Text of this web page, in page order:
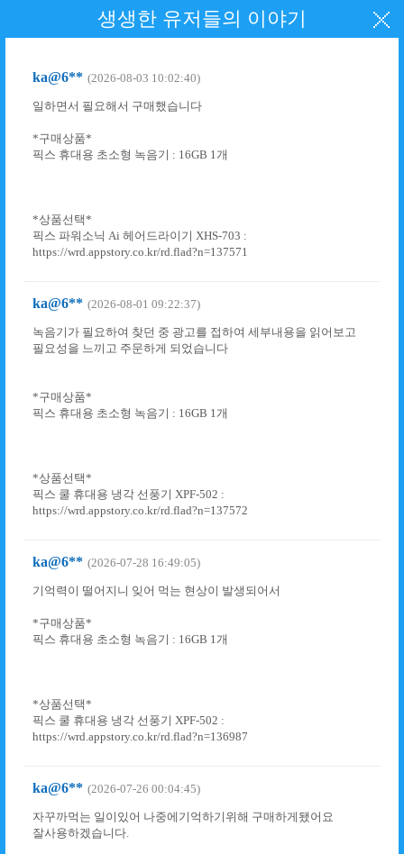
생생한 유저들의 이야기
ka@6** (2026-08-03 10:02:40)
일하면서 필요해서 구매했습니다
*구매상품*
픽스 휴대용 초소형 녹음기 : 16GB 1개
*상품선택*
픽스 파워소닉 Ai 헤어드라이기 XHS-703 :
https://wrd.appstory.co.kr/rd.flad?n=137571
ka@6** (2026-08-01 09:22:37)
녹음기가 필요하여 찾던 중 광고를 접하여 세부내용을 읽어보고
필요성을 느끼고 주문하게 되었습니다
*구매상품*
픽스 휴대용 초소형 녹음기 : 16GB 1개
*상품선택*
픽스 쿨 휴대용 냉각 선풍기 XPF-502 :
https://wrd.appstory.co.kr/rd.flad?n=137572
ka@6** (2026-07-28 16:49:05)
기억력이 떨어지니 잊어 먹는 현상이 발생되어서
*구매상품*
픽스 휴대용 초소형 녹음기 : 16GB 1개
*상품선택*
픽스 쿨 휴대용 냉각 선풍기 XPF-502 :
https://wrd.appstory.co.kr/rd.flad?n=136987
ka@6** (2026-07-26 00:04:45)
자꾸까먹는 일이있어 나중에기억하기위해 구매하게됐어요
잘사용하겠습니다.